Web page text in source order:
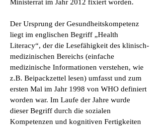
Ministerrat im Jahr 2012 fixiert worden.
Der Ursprung der Gesundheitskompetenz
liegt im englischen Begriff „Health
Literacy“, der die Lesefähigkeit des klinisch-
medizinischen Bereichs (einfache
medizinische Informationen verstehen, wie
z.B. Beipackzettel lesen) umfasst und zum
ersten Mal im Jahr 1998 von WHO definiert
worden war. Im Laufe der Jahre wurde
dieser Begriff durch die sozialen
Kompetenzen und kognitiven Fertigkeiten